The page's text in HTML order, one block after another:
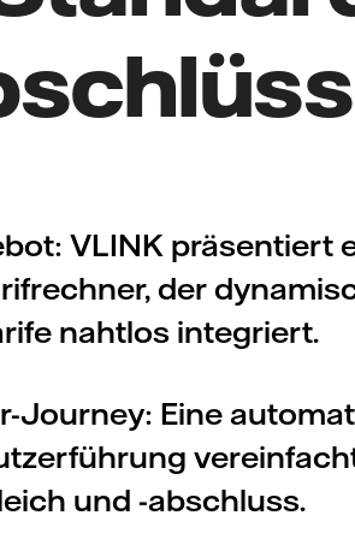
VLINK präsentiert
der
nahtlos integriert.
Journey: Eine
und -abschluss.